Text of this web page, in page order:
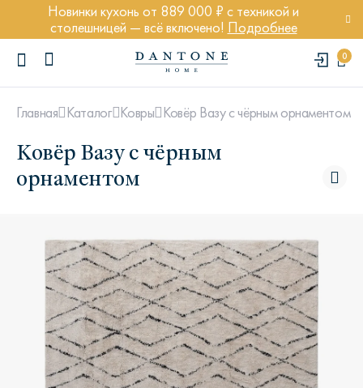
Новинки кухонь от 889 000 ₽ с техникой и
столешницей — всё включено! Подробнее
0
Диван Марсель
Кресло Энди
Кровать Ньюбери
Стул Престон
Textures
Главная Каталог Ковры Ковёр Вазу с чёрным орнаментом
Ковёр Вазу с чёрным
орнаментом